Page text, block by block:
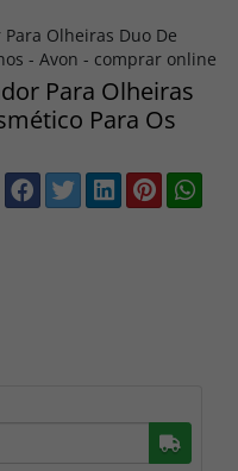
Para Olheiras
Para Os